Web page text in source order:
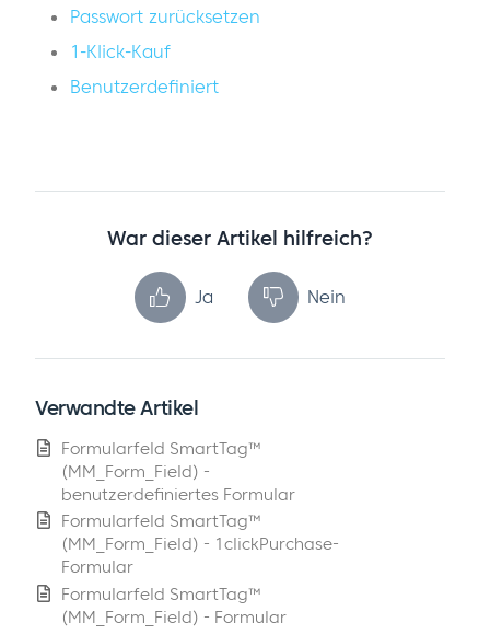
Passwort zurücksetzen
1-Klick-Kauf
Benutzerdefiniert
War dieser Artikel hilfreich?
Ja Nein
Verwandte Artikel
Formularfeld SmartTag™
(MM_Form_Field) -
benutzerdefiniertes Formular
Formularfeld SmartTag™
(MM_Form_Field) - 1clickPurchase-
Formular
Formularfeld SmartTag™
(MM_Form_Field) - Formular